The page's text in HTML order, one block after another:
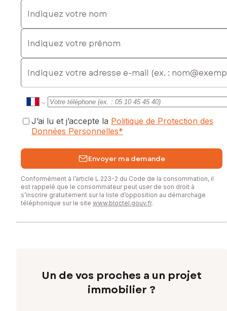
Indiquez votre nom
Indiquez votre prénom
E-mail
J’ai lu et j’accepte la Politique de Protection des
Données Personnelles*
Envoyer ma demande
Conformément à l’article L.223-2 du Code de la consommation, il
est rappelé que le consommateur peut user de son droit à
s’inscrire gratuitement sur la liste d’opposition au démarchage
téléphonique sur le site www.bloctel.gouv.fr.
Un de vos proches a un projet
immobilier ?